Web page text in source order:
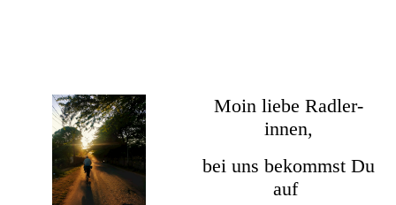
Moin liebe Radler-
innen,
bei uns bekommst Du
auf